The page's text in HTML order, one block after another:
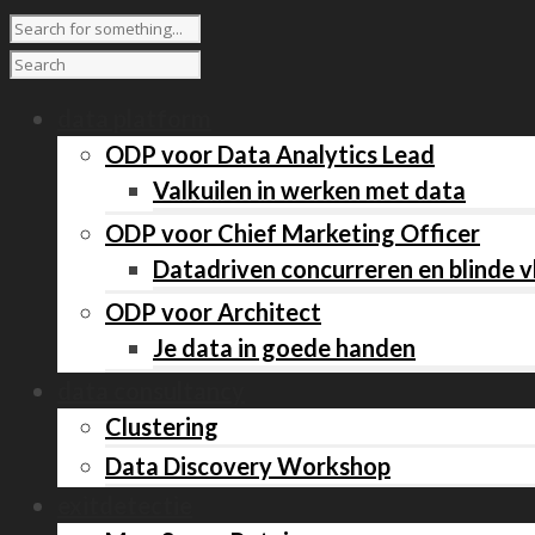
ODP voor Data Analytics Lead
Valkuilen in werken met data
ODP voor Chief Marketing Officer
Datadriven concurreren en blinde
ODP voor Architect
Je data in goede handen
Clustering
Data Discovery Workshop